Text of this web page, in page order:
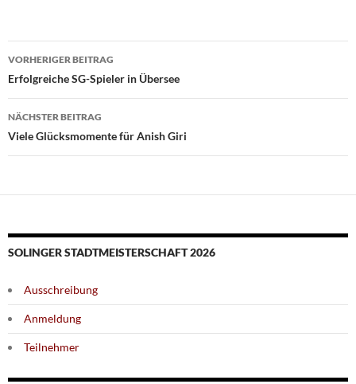
Beitragsnavigation
VORHERIGER BEITRAG
Erfolgreiche SG-Spieler in Übersee
NÄCHSTER BEITRAG
Viele Glücksmomente für Anish Giri
SOLINGER STADTMEISTERSCHAFT 2026
Ausschreibung
Anmeldung
Teilnehmer